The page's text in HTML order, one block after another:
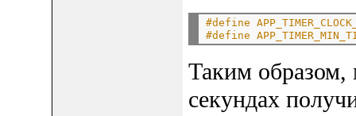
#define
#define
Таким образом,
секундах